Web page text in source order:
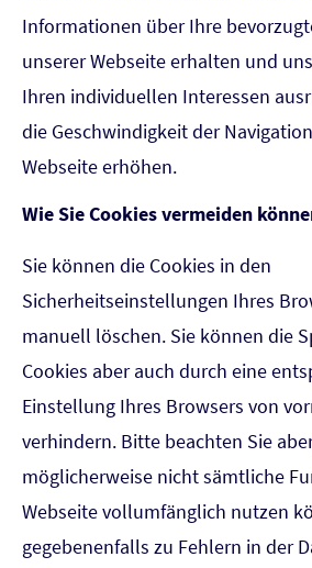
Informationen über Ihre
unserer Webseite erhalten und
Ihren individuellen Interessen
die Geschwindigkeit der
Webseite erhöhen.
Wie Sie Cookies vermeiden
Sie können die Cookies in den
Sicherheitseinstellungen Ihres
manuell löschen. Sie können die
Cookies aber auch durch eine
Einstellung Ihres Browsers von
verhindern. Bitte beachten Sie
möglicherweise nicht sämtliche
Webseite vollumfänglich nutzen
gegebenenfalls zu Fehlern in der